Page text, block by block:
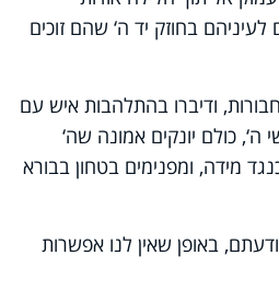
בחוזק יד ה‘ שהם זוכים
ודיברו בהתלהבות איש עם
כולם יונקים אמונה שה‘
מידה, ומפנימים בטחון בבורא
באופן שאין לנו אפשרות